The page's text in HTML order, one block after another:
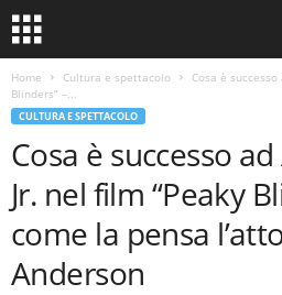
Home Cultura e spettacolo
Cosa è
Blinders” –...
CULTURA E SPETTACOLO
Cosa è successo
Jr. nel film “Peaky
come la pensa
Anderson